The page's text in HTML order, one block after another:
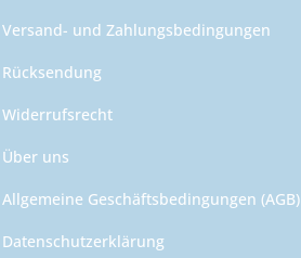
Versand- und Zahlungsbedingungen
Rücksendung
Widerrufsrecht
Über uns
Allgemeine Geschäftsbedingungen (AGB)
Datenschutzerklärung